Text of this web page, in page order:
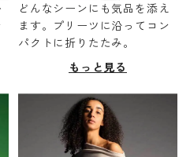
どんなシーンにも気品を添え
ます。プリーツに沿ってコン
パクトに折りたたみ。
もっと見る